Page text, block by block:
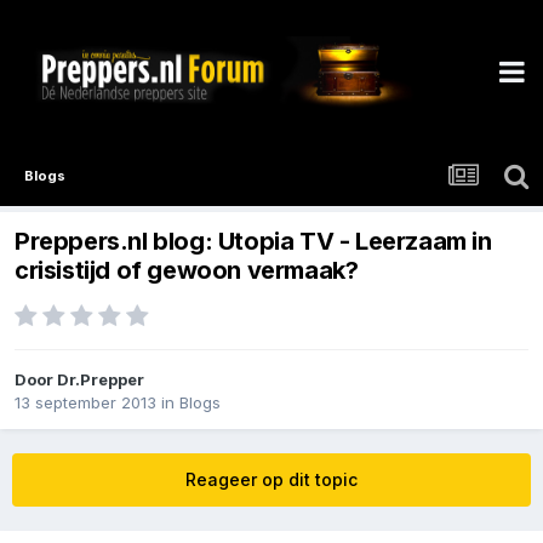
Blogs
Preppers.nl blog: Utopia TV - Leerzaam in
crisistijd of gewoon vermaak?
Door Dr.Prepper
13 september 2013 in Blogs
Reageer op dit topic